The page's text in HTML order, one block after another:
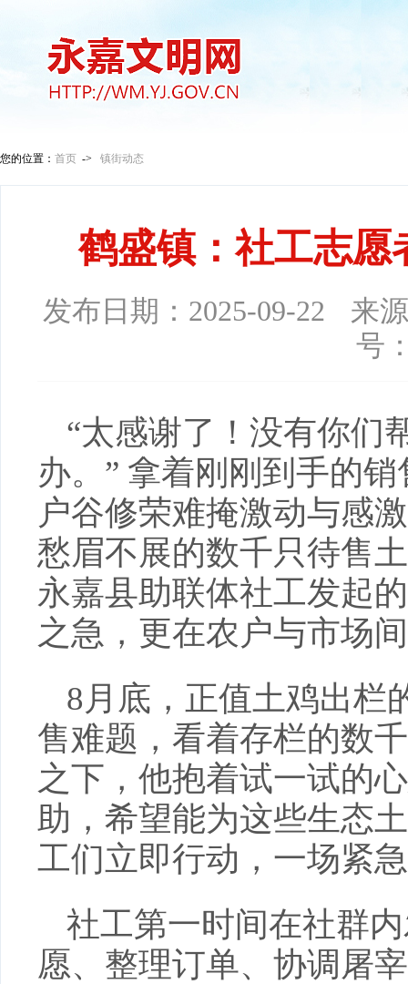
您的位置： 首页 -> 镇街动态
鹤盛镇：社工志愿
发布日期： 2025-09-22
来
号
“太感谢了！没有你们
办。” 拿着刚刚到手的
户谷修荣难掩激动与感
愁眉不展的数千只待售
永嘉县助联体社工发起
之急，更在农户与市场
8月底，正值土鸡出栏
售难题，看着存栏的数
之下，他抱着试一试的
助，希望能为这些生态
工们立即行动，一场紧
社工第一时间在社群
愿、整理订单、协调屠